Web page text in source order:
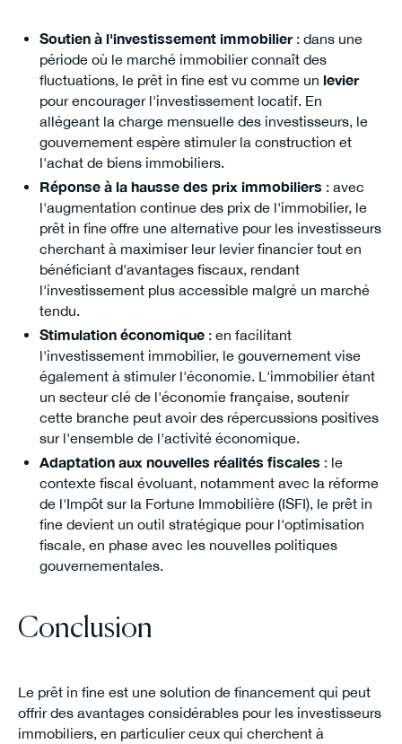
Soutien à l'investissement immobilier: dans une
période où le marché immobilier connaît des
fluctuations, le prêt in fine est vu comme un levier
pour encourager l'investissement locatif. En
allégeant la charge mensuelle des investisseurs, le
gouvernement espère stimuler la construction et
l'achat de biens immobiliers.
Réponse à la hausse des prix immobiliers : avec
l'augmentation continue des prix de l'immobilier, le
prêt in fine offre une alternative pour les investisseurs
cherchant à maximiser leur levier financier tout en
bénéficiant d'avantages fiscaux, rendant
l'investissement plus accessible malgré un marché
tendu.
Stimulation économique: en facilitant
l'investissement immobilier, le gouvernement vise
également à stimuler l'économie. L'immobilier étant
un secteur clé de l'économie française, soutenir
cette branche peut avoir des répercussions positives
sur l'ensemble de l'activité économique.
Adaptation aux nouvelles réalités fiscales : le
contexte fiscal évoluant, notamment avec la réforme
de l'Impôt sur la Fortune Immobilière (ISFI), le prêt in
fine devient un outil stratégique pour l'optimisation
fiscale, en phase avec les nouvelles politiques
gouvernementales.
Conclusion
Le prêt in fine est une solution de financement qui peut
offrir des avantages considérables pour les investisseurs
immobiliers, en particulier ceux qui cherchent à